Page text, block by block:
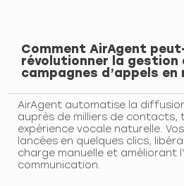
Comment AirAgent
révolutionner la gestion
campagnes d’appels en
AirAgent automatise la
auprès de milliers de
expérience vocale naturelle.
lancées en quelques clics,
charge manuelle et améliorant
communication.